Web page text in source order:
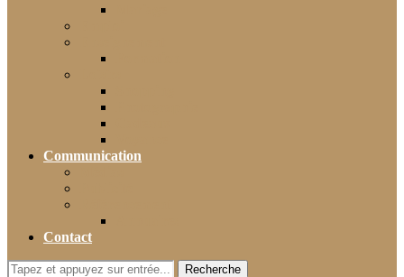
Communication
Contact
Recherche